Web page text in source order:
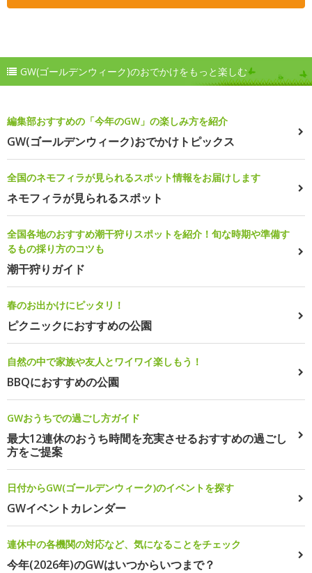
GW(ゴールデンウィーク)のおでかけをもっと楽しむ
編集部おすすめの「今年のGW」の楽しみ方を紹介
GW(ゴールデンウィーク)おでかけトピックス
全国のネモフィラが見られるスポット情報をお届けします
ネモフィラが見られるスポット
全国各地のおすすめ潮干狩りスポットを紹介！旬な時期や準備す
るもの採り方のコツも
潮干狩りガイド
春のお出かけにピッタリ！
ピクニックにおすすめの公園
自然の中で家族や友人とワイワイ楽しもう！
BBQにおすすめの公園
GWおうちでの過ごし方ガイド
最大12連休のおうち時間を充実させるおすすめの過ごし
方をご提案
日付からGW(ゴールデンウィーク)のイベントを探す
GWイベントカレンダー
連休中の各機関の対応など、気になることをチェック
今年(2026年)のGWはいつからいつまで？